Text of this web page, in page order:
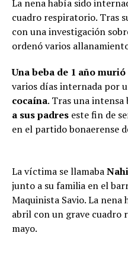
La nena había sido
cuadro respiratorio. Tras
con una investigación
ordenó varios
Una beba de 1 año murió
varios días internada por
cocaína. Tras una intensa
a sus padres este fin de
en el partido bonaerense
La víctima se llamaba
junto a su familia en el
Maquinista Savio. La
abril con un grave cuadro
mayo.